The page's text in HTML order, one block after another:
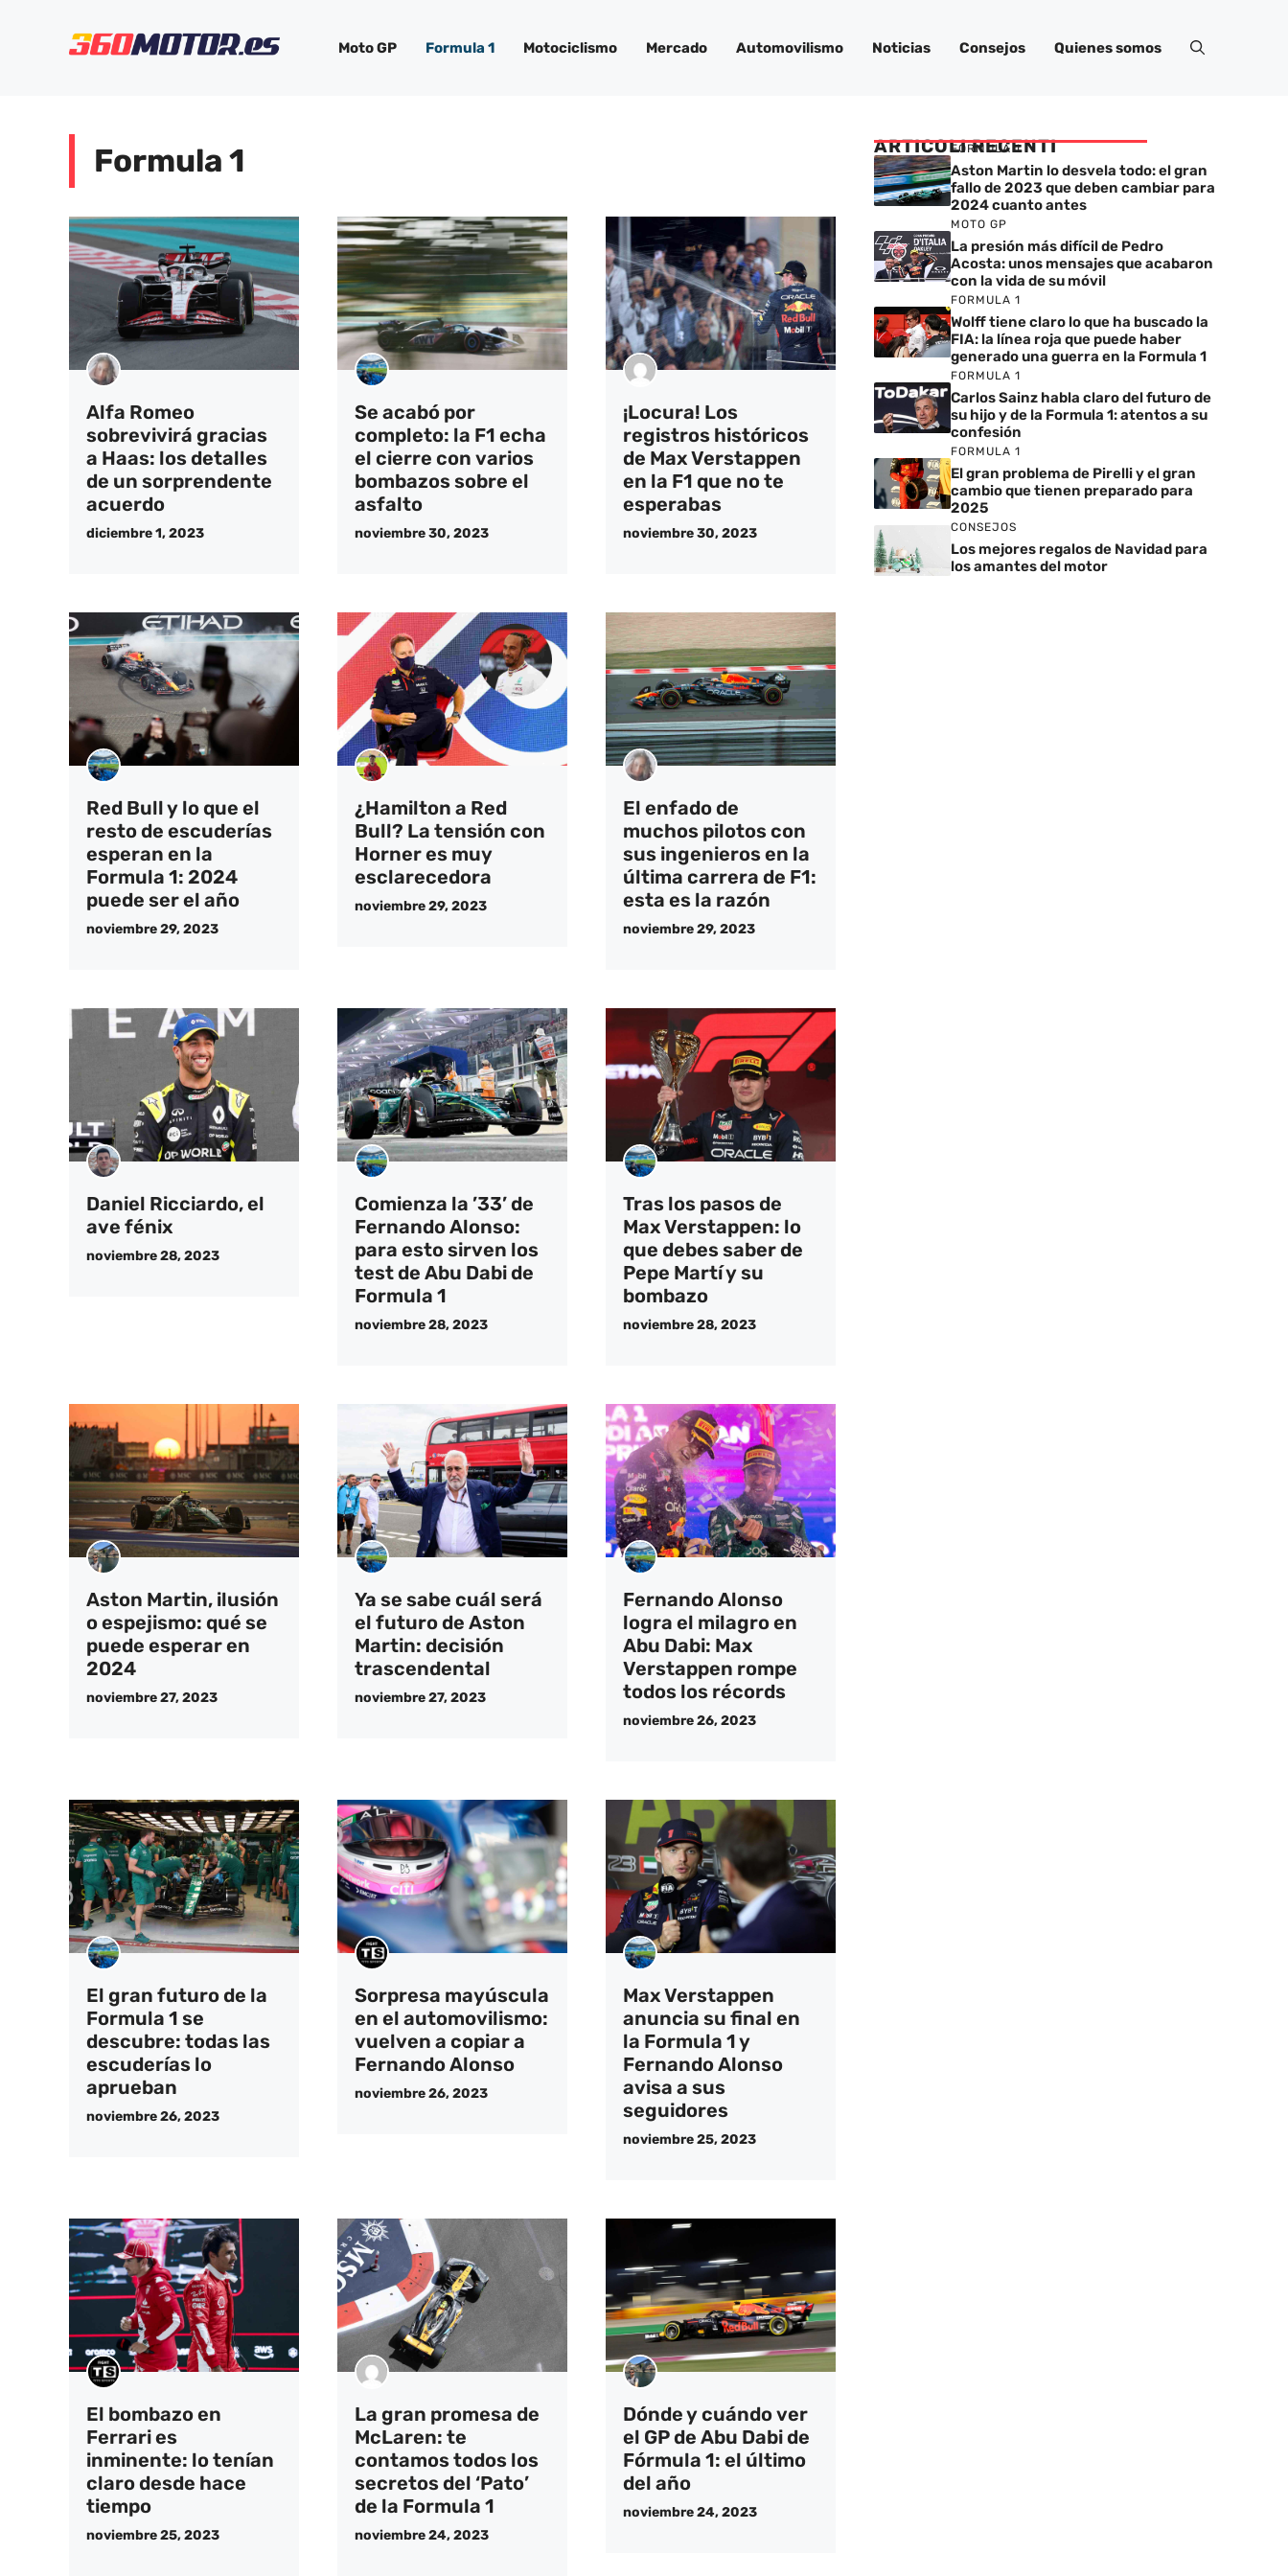
Moto GP Formula 1 Motociclismo Mercado Automovilismo Noticias Consejos Quienes somos
Formula 1
Alfa Romeo
sobrevivirá gracias
a Haas: los detalles
de un sorprendente
acuerdo
diciembre 1, 2023
Se acabó por
completo: la F1 echa
el cierre con varios
bombazos sobre el
asfalto
noviembre 30, 2023
¡Locura! Los
registros históricos
de Max Verstappen
en la F1 que no te
esperabas
noviembre 30, 2023
Red Bull y lo que el
resto de escuderías
esperan en la
Formula 1: 2024
puede ser el año
noviembre 29, 2023
¿Hamilton a Red
Bull? La tensión con
Horner es muy
esclarecedora
noviembre 29, 2023
El enfado de
muchos pilotos con
sus ingenieros en la
última carrera de F1:
esta es la razón
noviembre 29, 2023
Daniel Ricciardo, el
ave fénix
noviembre 28, 2023
Comienza la ’33’ de
Fernando Alonso:
para esto sirven los
test de Abu Dabi de
Formula 1
noviembre 28, 2023
Tras los pasos de
Max Verstappen: lo
que debes saber de
Pepe Martí y su
bombazo
noviembre 28, 2023
Aston Martin, ilusión
o espejismo: qué se
puede esperar en
2024
noviembre 27, 2023
Ya se sabe cuál será
el futuro de Aston
Martin: decisión
trascendental
noviembre 27, 2023
Fernando Alonso
logra el milagro en
Abu Dabi: Max
Verstappen rompe
todos los récords
noviembre 26, 2023
El gran futuro de la
Formula 1 se
descubre: todas las
escuderías lo
aprueban
noviembre 26, 2023
Sorpresa mayúscula
en el automovilismo:
vuelven a copiar a
Fernando Alonso
noviembre 26, 2023
Max Verstappen
anuncia su final en
la Formula 1 y
Fernando Alonso
avisa a sus
seguidores
noviembre 25, 2023
El bombazo en
Ferrari es
inminente: lo tenían
claro desde hace
tiempo
noviembre 25, 2023
La gran promesa de
McLaren: te
contamos todos los
secretos del ‘Pato’
de la Formula 1
noviembre 24, 2023
Dónde y cuándo ver
el GP de Abu Dabi de
Fórmula 1: el último
del año
noviembre 24, 2023
ARTICOLI RECENTI
FORMULA 1
Aston Martin lo desvela todo: el gran
fallo de 2023 que deben cambiar para
2024 cuanto antes
MOTO GP
La presión más difícil de Pedro
Acosta: unos mensajes que acabaron
con la vida de su móvil
FORMULA 1
Wolff tiene claro lo que ha buscado la
FIA: la línea roja que puede haber
generado una guerra en la Formula 1
FORMULA 1
Carlos Sainz habla claro del futuro de
su hijo y de la Formula 1: atentos a su
confesión
FORMULA 1
El gran problema de Pirelli y el gran
cambio que tienen preparado para
2025
CONSEJOS
Los mejores regalos de Navidad para
los amantes del motor